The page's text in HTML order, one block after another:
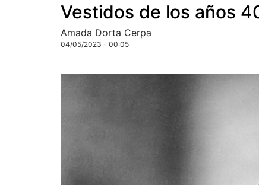
Vestidos de los años
Amada Dorta Cerpa
04/05/2023 - 00:05